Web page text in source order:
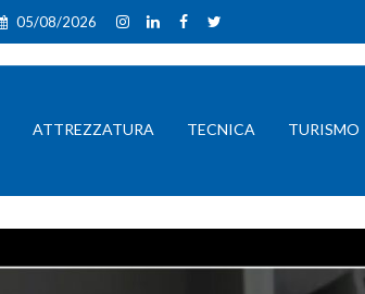
05/08/2026
ATTREZZATURA TECNICA TURISMO